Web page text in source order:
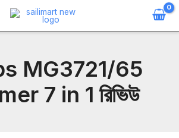
MG3721/65
7 in 1 রিভিউ
r
n
p